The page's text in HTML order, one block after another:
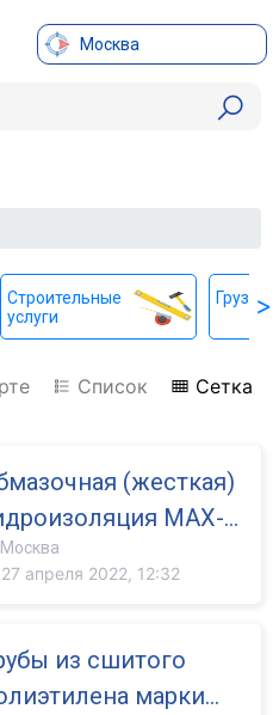
Москва
Строительные
услуги
>
Список Сетка
(жесткая)
MAX-
1
Москва
27 апреля 2022, 12:32
из сшитого
марки